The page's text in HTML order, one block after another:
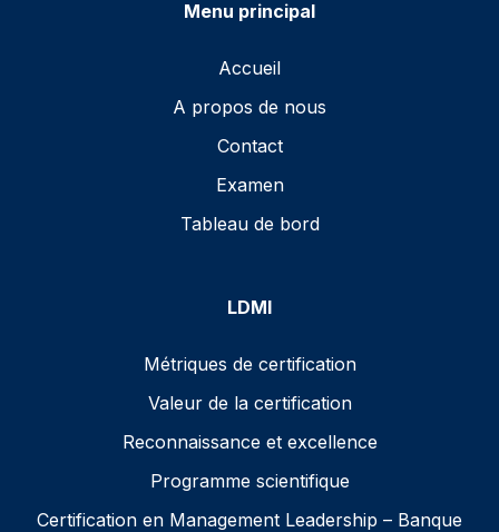
Menu principal
Accueil
A propos de nous
Contact
Examen
Tableau de bord
LDMI
Métriques de certification
Valeur de la certification
Reconnaissance et excellence
Programme scientifique
Certification en Management Leadership – Banque